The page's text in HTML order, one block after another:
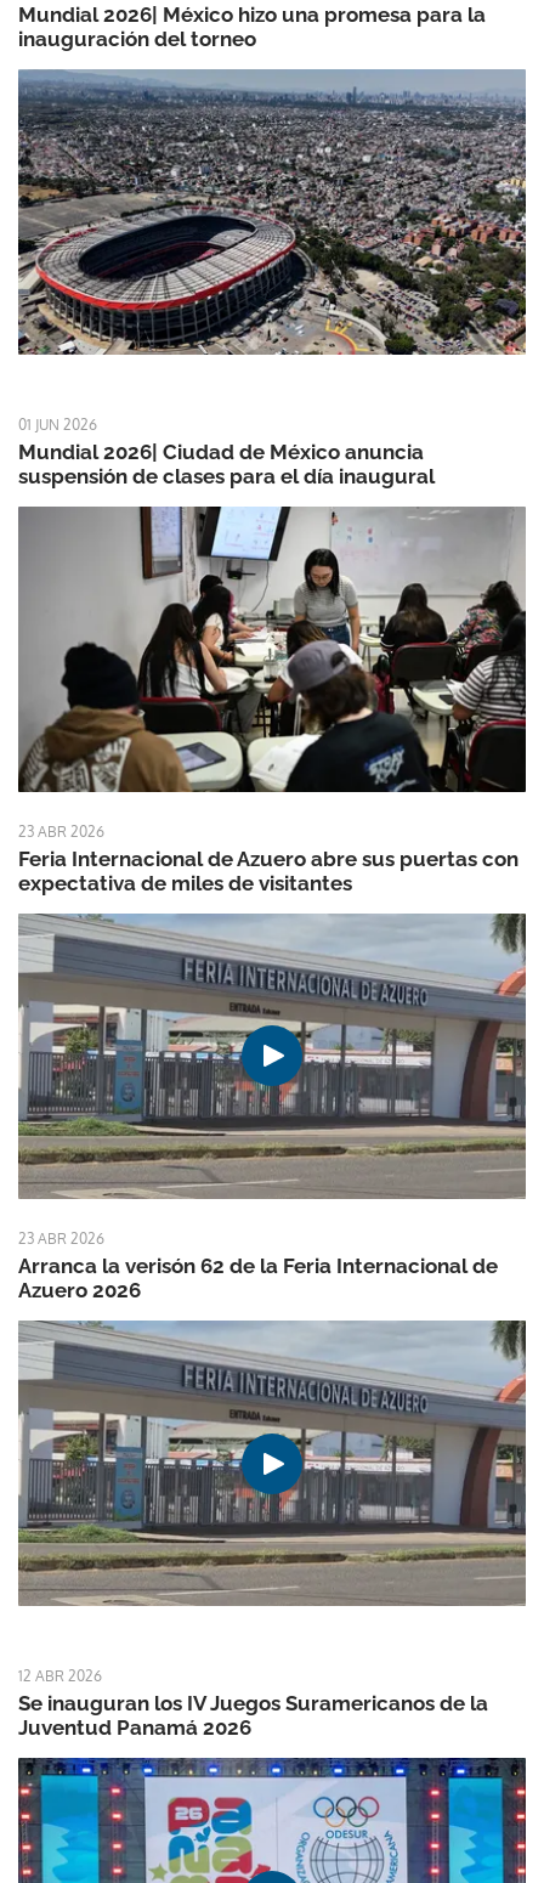
Mundial 2026| México hizo una promesa para la
inauguración del torneo
01 JUN 2026
Mundial 2026| Ciudad de México anuncia
suspensión de clases para el día inaugural
23 ABR 2026
Feria Internacional de Azuero abre sus puertas con
expectativa de miles de visitantes
23 ABR 2026
Arranca la verisón 62 de la Feria Internacional de
Azuero 2026
12 ABR 2026
Se inauguran los IV Juegos Suramericanos de la
Juventud Panamá 2026